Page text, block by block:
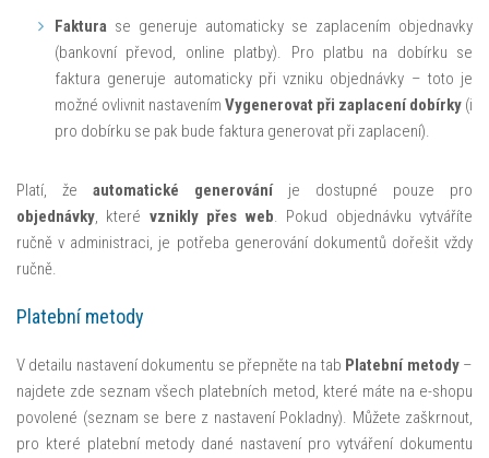
Faktura se generuje automaticky se zaplacením objednavky
(bankovní převod, online platby). Pro platbu na dobírku se
faktura generuje automaticky při vzniku objednávky – toto je
možné ovlivnit nastavením Vygenerovat při zaplacení dobírky (i
pro dobírku se pak bude faktura generovat při zaplacení).
Platí, že automatické generováníje dostupné pouze pro
objednávky, které vznikly přes web. Pokud objednávku vytváříte
ručně v administraci, je potřeba generování dokumentů dořešit vždy
ručně.
Platební metody
V detailu nastavení dokumentu se přepněte na tab Platební metody–
najdete zde seznam všech platebních metod, které máte na e-shopu
povolené (seznam se bere z nastavení Pokladny). Můžete zaškrnout,
pro které platební metody dané nastavení pro vytváření dokumentu